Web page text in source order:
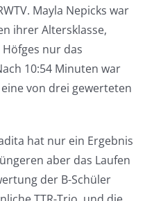
Mayla Nepicks war
ihrer Altersklasse,
nur das
10:54 Minuten war
von drei gewerteten
hat nur ein Ergebnis
aber das Laufen
der B-Schüler